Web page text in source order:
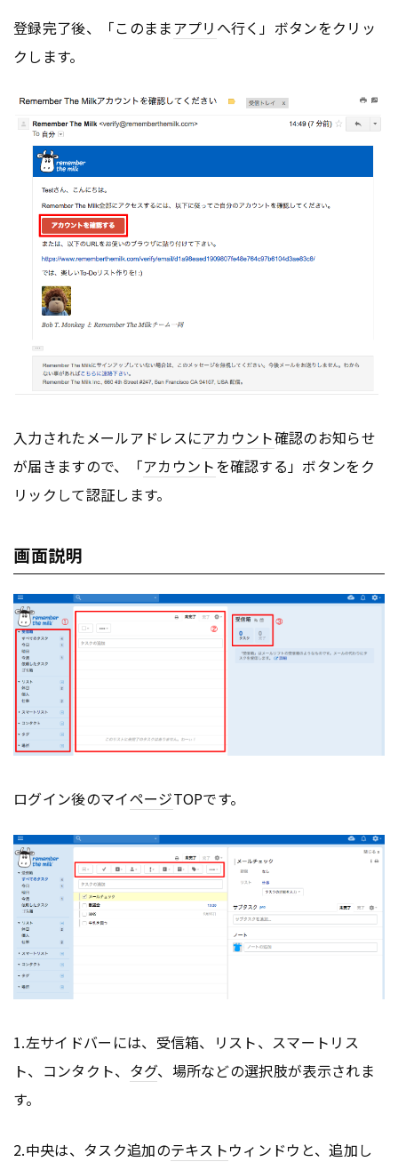
登録完了後、「このままアプリ へ行く」ボタンをクリッ
クします。
入力されたメールアドレスにアカウント確認のお知らせ
が届きますので、「アカウントを確認する」ボタンをク
リックして認証します。
画面説明
ログイン後のマイページTOPです。
1.左サイドバーには、受信箱、リスト、スマートリス
ト、コンタクト、 タグ、場所などの選択肢が表示されま
す。
2.中央は、タスク追加のテキストウィンドウと、追加し